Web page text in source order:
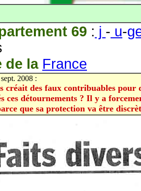
69 : j - u-
de la France
2008 :
créait des faux contribuables
ces détournements ? Il y a
que sa protection va être